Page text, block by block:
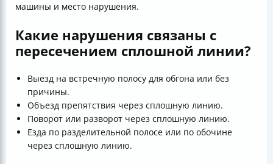
машины и место нарушения.
Какие нарушения связаны с
пересечением сплошной линии?
Выезд на встречную полосу для обгона или без
причины.
Объезд препятствия через сплошную линию.
Поворот или разворот через сплошную линию.
Езда по разделительной полосе или по обочине
через сплошную линию.